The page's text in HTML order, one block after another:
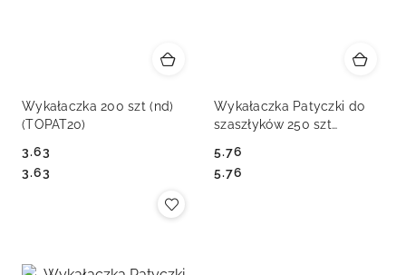
Wykałaczka 200 szt (nd)
(TOPAT20)
Cena:
3.63
Cena:
3.63
Wykałaczka Patyczki do
szaszłyków 250 szt
Cena:
5.76
Cena:
5.76